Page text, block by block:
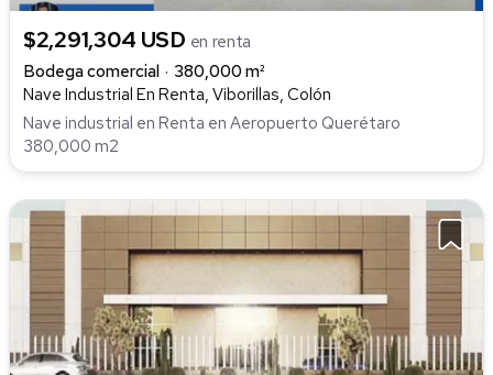
$2,291,304 USD en renta
Bodega comercial
380,000 m²
Nave Industrial En Renta, Viborillas, Colón
Nave industrial en Renta en Aeropuerto Querétaro
380,000 m2